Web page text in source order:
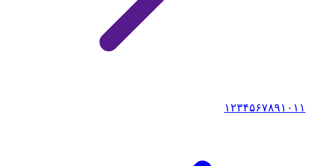
۱۲۳۴۵۶۷۸۹۱۰ ۱۱